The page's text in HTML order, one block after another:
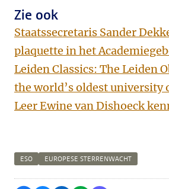
Zie ook
Staatssecretaris Sander
plaquette in het
Leiden Classics: The Leiden
the world’s oldest university
Leer Ewine van Dishoeck
ESO EUROPESE STERRENWACHT